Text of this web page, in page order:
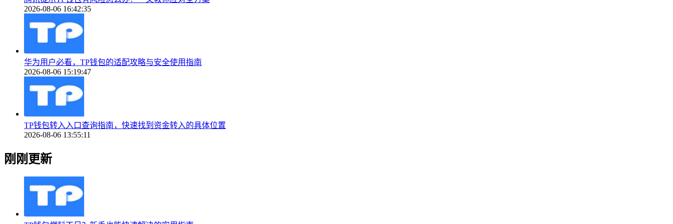
2026-08-06 16:42:35
华为用户必看，TP钱包的适配攻略与安全使用指南
2026-08-06 15:19:47
TP钱包转入入口查询指南，快速找到资金转入的具体位置
2026-08-06 13:55:11
刚刚更新